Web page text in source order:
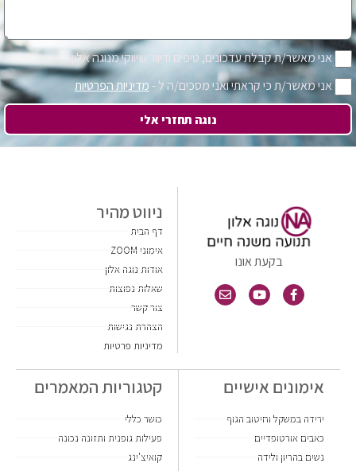
אני מאשר/ת קבלת עדכונים, טיפים ודיוור שיווקי מנוגה אלון
אני מאשר/ת כי קראתי ואני מסכים/ה ל -מדיניות הפרטיות
נוגה תחזרי אלי
בקעת אונו
ניווט מהיר
דף הבית
אימוני ZOOM
אודות נוגה אלון
שאלות נפוצות
צור קשר
הצהרת נגישות
מדיניות פרטיות
אימונים אישיים
ירידה במשקל וחיטוב הגוף
כאבים אורטופדיים
נשים בהריון ולידה
קטגוריות המאמרים
כושר כללי
פעילות גופנית ותזונה נכונה
קואיצ'ינג